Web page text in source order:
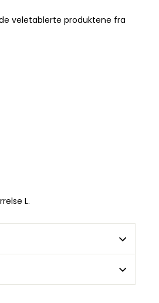
veletablerte produktene fra
L.